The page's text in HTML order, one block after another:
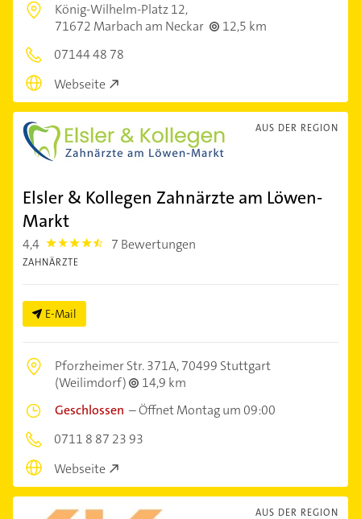
König-Wilhelm-Platz 12,
71672 Marbach am Neckar
12,5 km
07144 48 78
Webseite
AUS DER REGION
Elsler & Kollegen Zahnärzte am Löwen-
Markt
4,4 4.4 7 Bewertungen
ZAHNÄRZTE
E-Mail
Pforzheimer Str. 371A,70499 Stuttgart
(Weilimdorf)
14,9 km
Geschlossen –Öffnet Montag um 09:00
0711 8 87 23 93
Webseite
AUS DER REGION